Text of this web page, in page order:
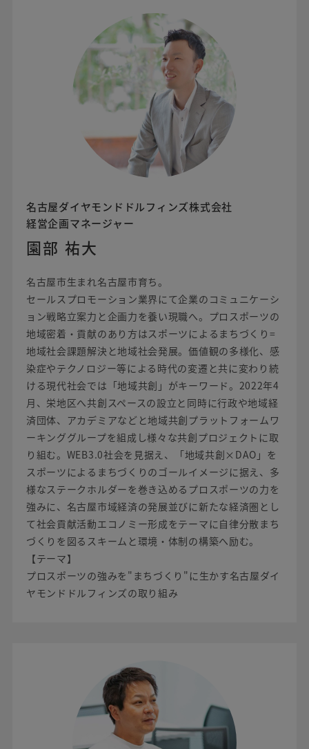
名古屋ダイヤモンドドルフィンズ株式会社
経営企画マネージャー
園部 祐大
名古屋市生まれ名古屋市育ち。
セールスプロモーション業界にて企業のコミュニケーシ
ョン戦略立案力と企画力を養い現職へ。プロスポーツの
地域密着・貢献のあり方はスポーツによるまちづくり=
地域社会課題解決と地域社会発展。価値観の多様化、感
染症やテクノロジー等による時代の変遷と共に変わり続
ける現代社会では「地域共創」がキーワード。2022年4
月、栄地区へ共創スペースの設立と同時に行政や地域経
済団体、アカデミアなどと地域共創プラットフォームワ
ーキンググループを組成し様々な共創プロジェクトに取
り組む。WEB3.0社会を見据え、「地域共創×DAO」を
スポーツによるまちづくりのゴールイメージに据え、多
様なステークホルダーを巻き込めるプロスポーツの力を
強みに、名古屋市域経済の発展並びに新たな経済圏とし
て社会貢献活動エコノミー形成をテーマに自律分散まち
づくりを図るスキームと環境・体制の構築へ励む。
【テーマ】
プロスポーツの強みを"まちづくり"に生かす名古屋ダイ
ヤモンドドルフィンズの取り組み